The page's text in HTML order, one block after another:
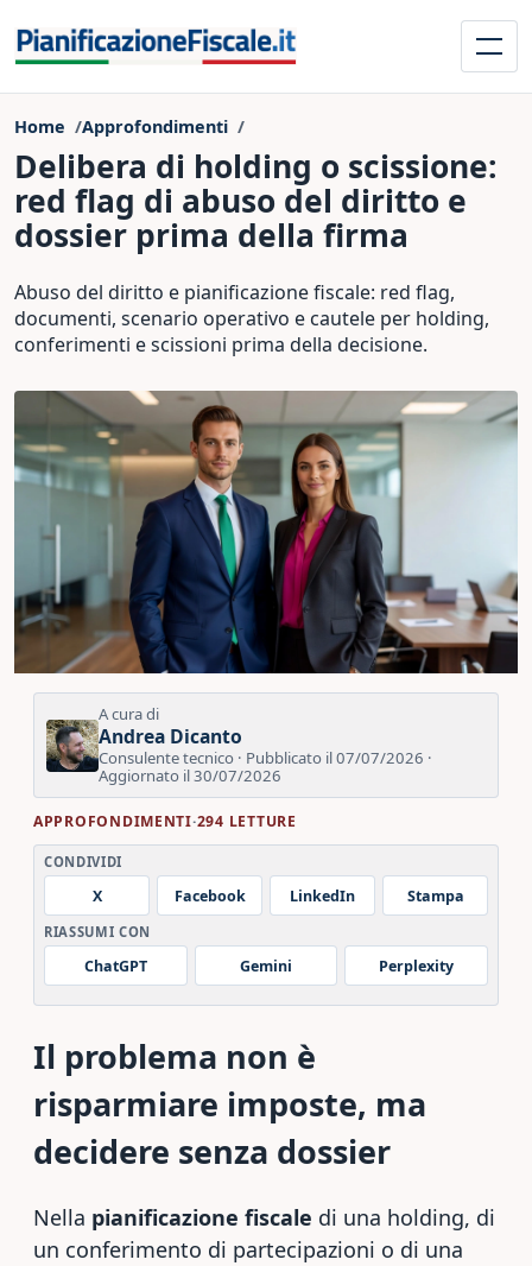
Home Approfondimenti
Delibera di holding o scissione:
red flag di abuso del diritto e
dossier prima della firma
Abuso del diritto e pianificazione fiscale: red flag,
documenti, scenario operativo e cautele per holding,
conferimenti e scissioni prima della decisione.
A cura di
Andrea Dicanto
Consulente tecnico · Pubblicato il 07/07/2026 ·
Aggiornato il 30/07/2026
APPROFONDIMENTI·294 LETTURE
CONDIVIDI
X Facebook LinkedIn Stampa
RIASSUMI CON
ChatGPT Gemini Perplexity
Il problema non è
risparmiare imposte, ma
decidere senza dossier
Nella pianificazione fiscale di una holding, di
un conferimento di partecipazioni o di una